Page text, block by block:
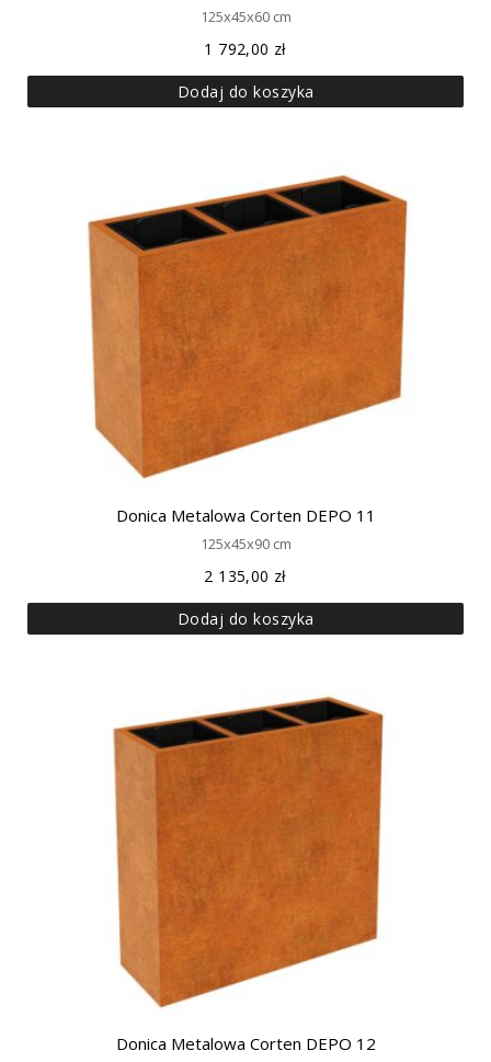
125x45x60 cm
1 792,00 zł
Dodaj do koszyka
Donica Metalowa Corten DEPO 11
125x45x90 cm
2 135,00 zł
Dodaj do koszyka
Donica Metalowa Corten DEPO 12